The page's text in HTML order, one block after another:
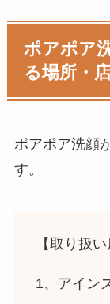
ポアポア
る場所・
ポアポア洗顔
す。
【取り扱
1、アイン